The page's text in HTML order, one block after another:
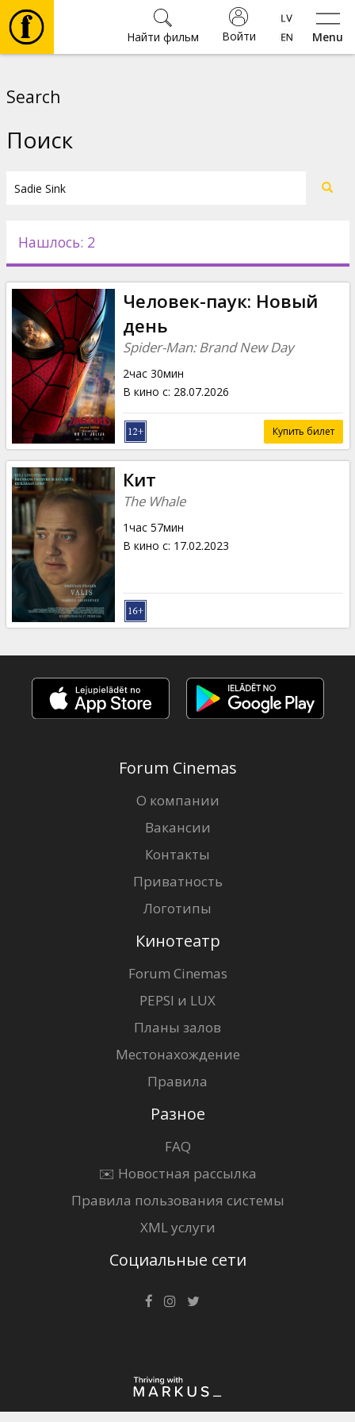
Menu
Войти
Найти фильм
Новости
Подарки
Кинозакуски
B2B
Клуб
Search
Поиск
Нашлось: 2
Человек-паук: Новый
день
Spider-Man: Brand New Day
2час 30мин
В кино с: 28.07.2026
Купить билет
Кит
The Whale
1час 57мин
В кино с: 17.02.2023
Forum Cinemas
О компании
Вакансии
Контакты
Приватность
Логотипы
Кинотеатр
Forum Cinemas
PEPSI и LUX
Планы залов
Местонахождение
Правила
Разное
FAQ
✉️ Новостная рассылка
Правила пользования системы
XML услуги
Социальные сети